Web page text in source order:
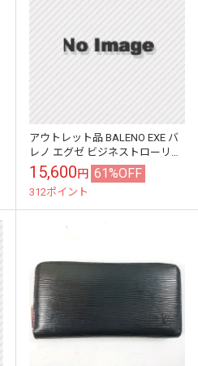
アウトレット品 BALENO EXE バ
レノ エグゼ ビジネストローリー
キャスターストッパー ポリカー
ボネイト
15,600円 61%OFF
312ポイント